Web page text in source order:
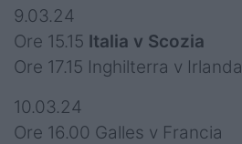
9.03.24
Ore 15.15 Italia v Scozia
Ore 17.15 Inghilterra v Irlanda
10.03.24
Ore 16.00 Galles v Francia